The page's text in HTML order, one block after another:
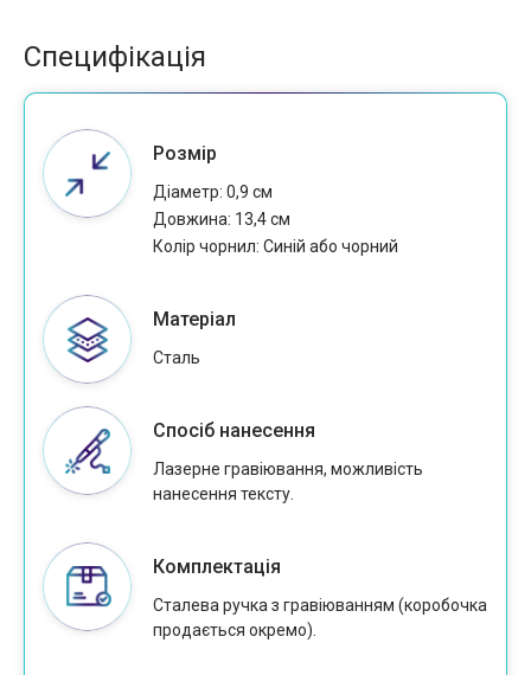
Специфікація
Розмір
Діаметр: 0,9 см
Довжина: 13,4 см
Колір чорнил: Cиній або чорний
Матеріал
Сталь
Спосіб нанесення
Лазерне гравіювання, можливість
нанесення тексту.
Комплектація
Сталева ручка з гравіюванням (коробочка
продається окремо).